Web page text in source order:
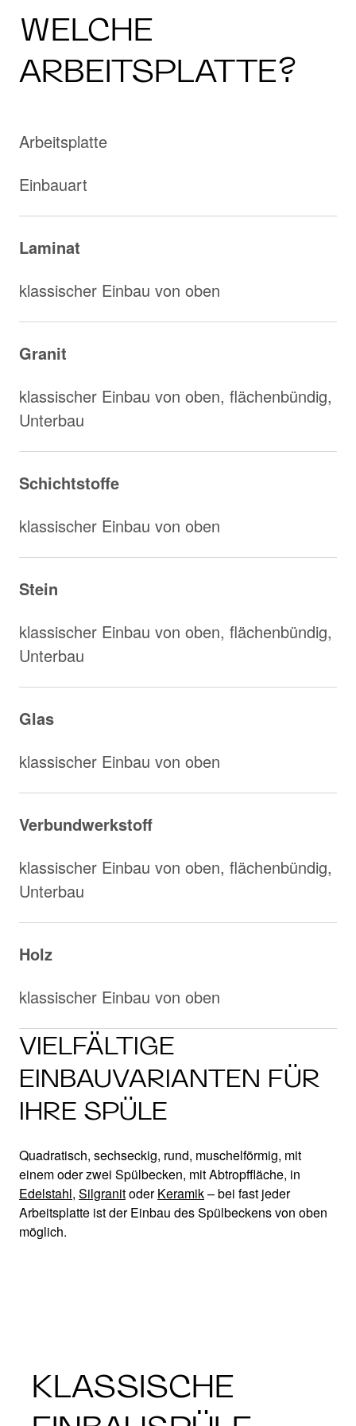
WELCHE
ARBEITSPLATTE?
Arbeitsplatte
Einbauart
Laminat
klassischer Einbau von oben
Granit
klassischer Einbau von oben, flächenbündig,
Unterbau
Schichtstoffe
klassischer Einbau von oben
Stein
klassischer Einbau von oben, flächenbündig,
Unterbau
Glas
klassischer Einbau von oben
Verbundwerkstoff
klassischer Einbau von oben, flächenbündig,
Unterbau
Holz
klassischer Einbau von oben
VIELFÄLTIGE
EINBAUVARIANTEN FÜR
IHRE SPÜLE
Quadratisch, sechseckig, rund, muschelförmig, mit
einem oder zwei Spülbecken, mit Abtropffläche, in
Edelstahl, SilgranitoderKeramik– bei fast jeder
Arbeitsplatte ist der Einbau des Spülbeckens von oben
möglich.
KLASSISCHE